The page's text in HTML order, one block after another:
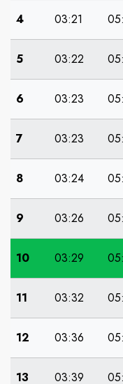
4 03:21
5 03:22
6 03:23
7 03:23
8 03:24
9 03:26
10 03:29
11 03:32
12 03:36
13 03:39